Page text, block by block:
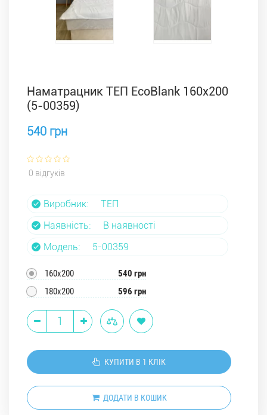
Наматрацник ТЕП EcoBlank 160х200
(5-00359)
540 грн
0 відгуків
Виробник:
ТЕП
Наявність:
В наявності
Модель:
5-00359
160х200
540 грн
180х200
596 грн
КУПИТИ В 1 КЛІК
ДОДАТИ В КОШИК